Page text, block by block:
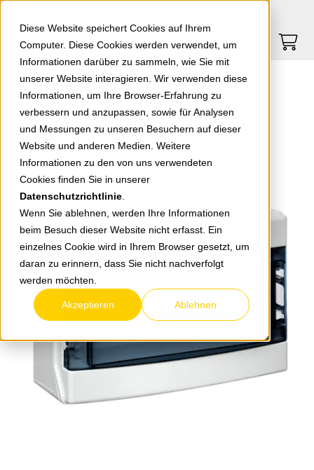
Diese Website speichert Cookies auf Ihrem
Computer. Diese Cookies werden verwendet, um
Informationen darüber zu sammeln, wie Sie mit
unserer Website interagieren. Wir verwenden diese
Informationen, um Ihre Browser-Erfahrung zu
verbessern und anzupassen, sowie für Analysen
und Messungen zu unseren Besuchern auf dieser
Website und anderen Medien. Weitere
Informationen zu den von uns verwendeten
Cookies finden Sie in unserer
Datenschutzrichtlinie
Wenn Sie ablehnen, werden Ihre Informationen
beim Besuch dieser Website nicht erfasst. Ein
einzelnes Cookie wird in Ihrem Browser gesetzt, um
daran zu erinnern, dass Sie nicht nachverfolgt
werden möchten.
Akzeptieren Ablehnen
Springe zu Hauptinhalt Springe zum Footer
0
Kleinverteiler FR/AP Ecology
zurück zur Übersicht